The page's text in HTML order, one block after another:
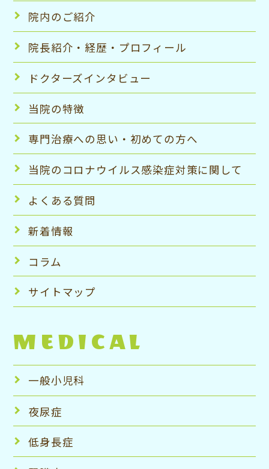
院内のご紹介
院⻑紹介・経歴・プロフィール
ドクターズインタビュー
当院の特徴
専⾨治療への思い・初めての⽅へ
当院のコロナウイルス感染症対策に関して
よくある質問
新着情報
コラム
サイトマップ
MEDICAL
一般小児科
夜尿症
低身長症